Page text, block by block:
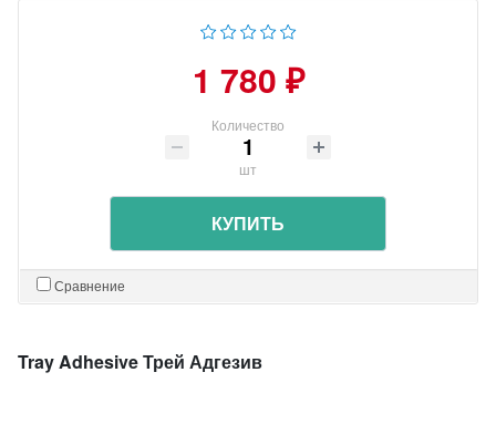
1 780 ₽
Количество
шт
КУПИТЬ
Сравнение
Tray Adhesive Трей Адгезив